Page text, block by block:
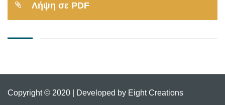
Λήψη σε PDF
Copyright © 2020 | Developed by Eight Creations